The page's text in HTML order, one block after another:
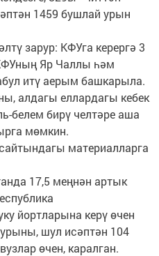
1459 бушлай урын
зарур: КФУга керергә 3
Яр Чаллы һәм
итү аерым башкарыла.
алдагы еллардагы кебек
белем бирү челтәре аша
мөмкин.
материалларга
17,5 меңнән артык
йортларына керү өчен
шул исәптән 104
өчен, каралган.